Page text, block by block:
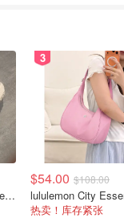
Crocs Classic Enamel Buckle 卡骆驰布扣便鞋
3
$54.00 $108.00
热卖！库存紧张